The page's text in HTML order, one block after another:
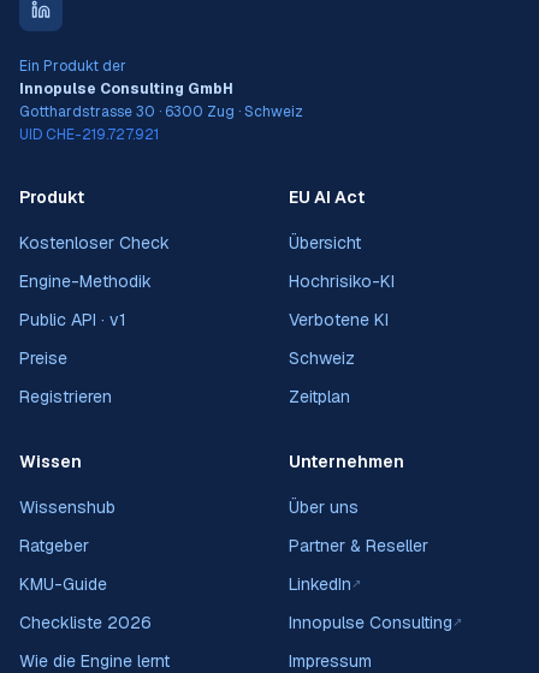
Ein Produkt der
Innopulse Consulting GmbH
Gotthardstrasse 30 · 6300 Zug · Schweiz
UID CHE-219.727.921
Produkt
Kostenloser Check
Engine-Methodik
Public API · v1
Preise
Registrieren
EU AI Act
Übersicht
Hochrisiko-KI
Verbotene KI
Schweiz
Zeitplan
Wissen
Wissenshub
Ratgeber
KMU-Guide
Checkliste 2026
Wie die Engine lernt
Unternehmen
Über uns
Partner & Reseller
LinkedIn ↗
Innopulse Consulting ↗
Impressum